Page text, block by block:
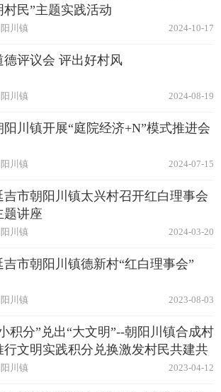
村民”主题实践活动
2024-10-17
川镇
德评议会 评出好村风
2024-08-19
川镇
阳川镇开展“庭院经济+N”模式推进会
2024-07-15
川镇
吉市朝阳川镇太兴村召开红白理事会
题讲座
2024-03-20
川镇
吉市朝阳川镇德新村“红白理事会”
2023-08-03
川镇
积分”兑出“大文明”--朝阳川镇合成村
行文明实践积分兑换激发村民共建共
2023-04-12
川镇